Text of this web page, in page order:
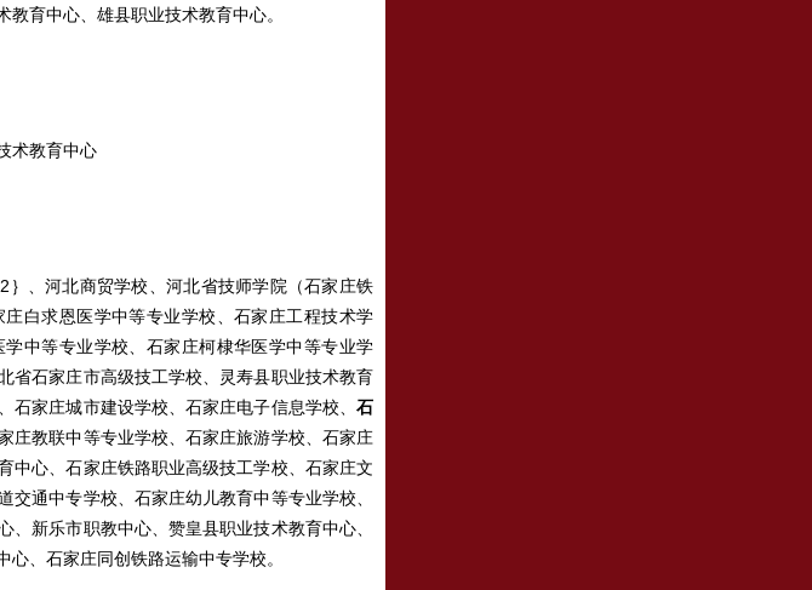
育中心、雄县职业技术教育中心。
术教育中心
、河北商贸学校、河北省技师学院（石家庄铁
白求恩医学中等专业学校、石家庄工程技术学
中等专业学校、石家庄柯棣华医学中等专业学
省石家庄市高级技工学校、灵寿县职业技术教育
家庄城市建设学校、石家庄电子信息学校、 石
庄教联中等专业学校、石家庄旅游学校、石家庄
中心、石家庄铁路职业高级技工学校、石家庄文
通中专学校、石家庄幼儿教育中等专业学校、
新乐市职教中心、赞皇县职业技术教育中心、
、石家庄同创铁路运输中专学校。